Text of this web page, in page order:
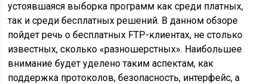
устоявшаяся выборка программ как среди платных,
так и среди бесплатных решений. В данном обзоре
пойдет речь о бесплатных FTP-клиентах, не столько
известных, сколько «разношерстных». Наибольшее
внимание будет уделено таким аспектам, как
поддержка протоколов, безопасность, интерфейс, а